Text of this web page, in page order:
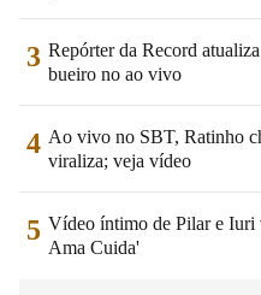
3 Repórter da Record
bueiro no ao vivo
4 Ao vivo no SBT, Ratinho
viraliza; veja vídeo
5 Vídeo íntimo de Pilar e Iuri
Ama Cuida'